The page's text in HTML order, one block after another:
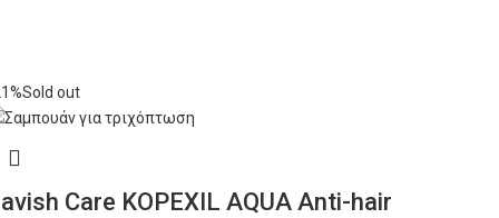
Sold out
Care KOPEXIL AQUA Anti-hair